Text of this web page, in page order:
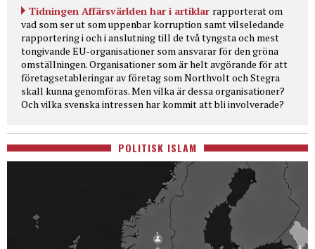
Tidningen Affärsvärlden har i artiklar rapporterat om
vad som ser ut som uppenbar korruption samt vilseledande
rapportering i och i anslutning till de två tyngsta och mest
tongivande EU-organisationer som ansvarar för den gröna
omställningen. Organisationer som är helt avgörande för att
företagsetableringar av företag som Northvolt och Stegra
skall kunna genomföras. Men vilka är dessa organisationer?
Och vilka svenska intressen har kommit att bli involverade?
POLITISK ISLAM